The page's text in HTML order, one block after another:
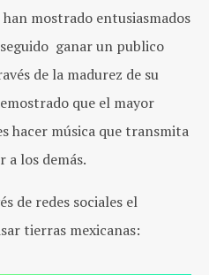
han mostrado entusiasmados
ganar un publico
de la madurez de su
que el mayor
hacer música que transmita
a los demás.
de redes sociales el
tierras mexicanas: